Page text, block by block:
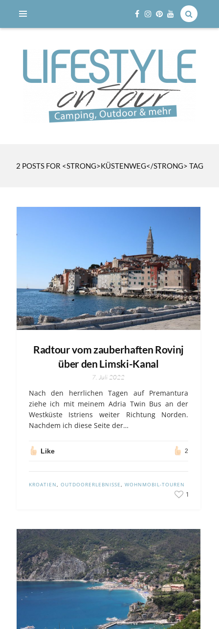
2 POSTS FOR <STRONG>KÜSTENWEG</STRONG> TAG
Radtour vom zauberhaften Rovinj
über den Limski-Kanal
7. Juli 2022
Nach den herrlichen Tagen auf Premantura
ziehe ich mit meinem Adria Twin Bus an der
Westküste Istriens weiter Richtung Norden.
Nachdem ich diese Seite der…
Like 2
KROATIEN, OUTDOORERLEBNISSE, WOHNMOBIL-TOUREN
1